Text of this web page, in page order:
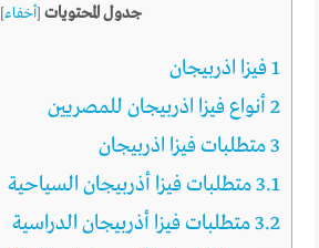
جدول المحتويات [أخفاء]
1فيزا اذربيجان
2 أنواع فيزا اذربيجان للمصريين
3متطلبات فيزا اذربيجان
3.1متطلبات فيزا أذربيجان السياحية
3.2متطلبات فيزا أذربيجان الدراسية